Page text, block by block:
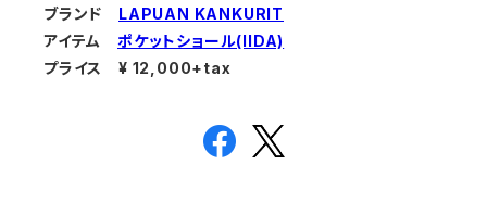
ブランド LAPUAN KANKURIT
アイテム ポケットショール(IIDA)
プライス ¥ 12,000+tax